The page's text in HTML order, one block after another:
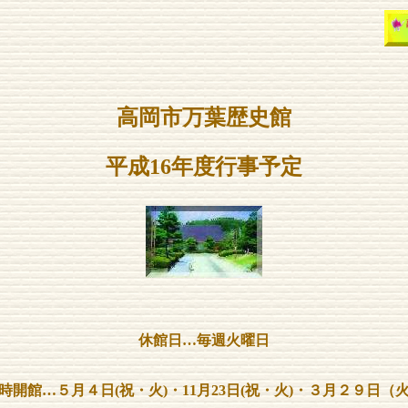
高岡市万葉歴史館
平成16年度行事予定
休館日…毎週火曜日
開館…５月４日(祝・火)・11月23日(祝・火) ・３月２９日（